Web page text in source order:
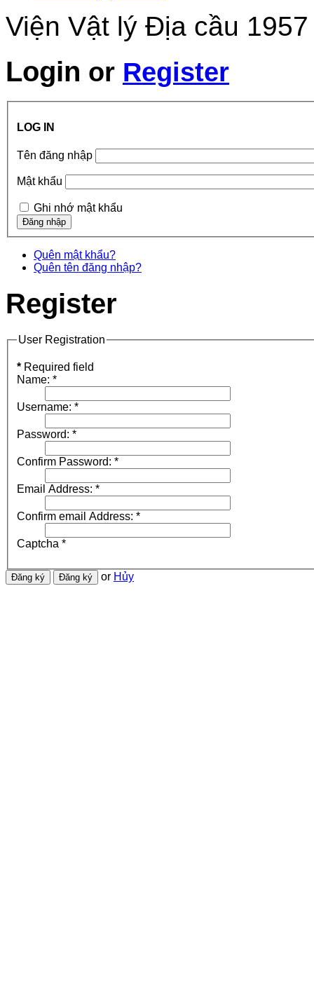
Viện Vật lý Địa cầu
Login or Register
LOG IN
Tên đăng nhập
Mật khẩu
Ghi nhớ mật khẩu
Quên mật khẩu?
Quên tên đăng nhập?
Register
User Registration
* Required field
Name: *
Username: *
Password: *
Confirm Password: *
Email Address: *
Confirm email Address: *
Captcha *
or Hủy